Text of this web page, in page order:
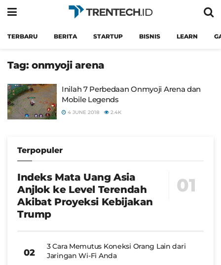
TERBARU BERITA STARTUP BISNIS LEARN
Tag: onmyoji arena
Inilah 7 Perbedaan Onmyoji Arena dan
Mobile Legends
4 JUNE 2018 2.4K
Terpopuler
Indeks Mata Uang Asia
Anjlok ke Level Terendah
Akibat Proyeksi Kebijakan
Trump
3 Cara Memutus Koneksi Orang Lain dari
Jaringan Wi-Fi Anda